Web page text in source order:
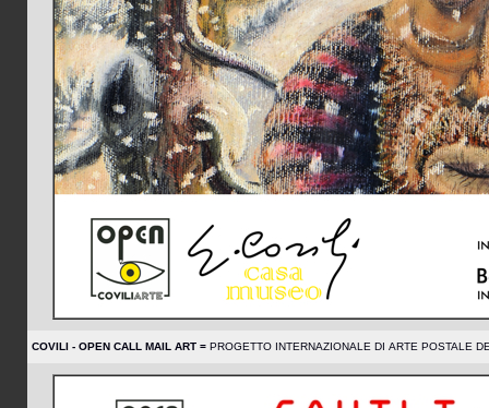
COVILI - OPEN CALL MAIL ART = PROGETTO INTERNAZIONALE DI ARTE POSTALE